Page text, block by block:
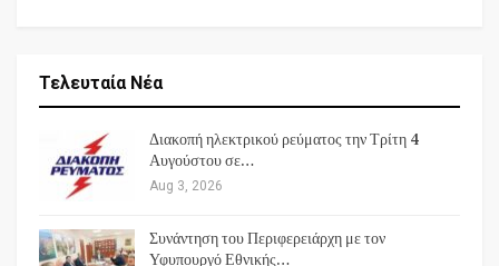
Τελευταία Νέα
Διακοπή ηλεκτρικού ρεύματος την Τρίτη 4
Αυγούστου σε…
Aug 3, 2026
Συνάντηση του Περιφερειάρχη με τον
Υφυπουργό Εθνικής…